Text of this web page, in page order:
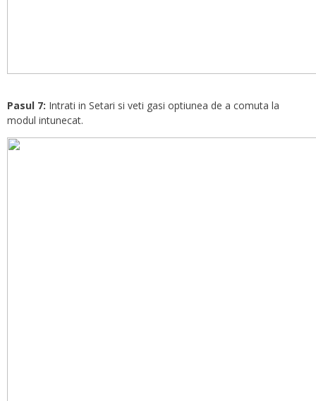
Pasul 7: Intrati in Setari si veti gasi optiunea de a comuta la
modul intunecat.